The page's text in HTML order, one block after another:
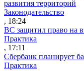
развития территорий
Законодательство
, 18:24
ВС защитил право на
Практика
, 17:11
Сбербанк планирует
Практика